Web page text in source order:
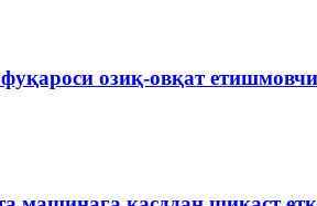
озиқ-овқат